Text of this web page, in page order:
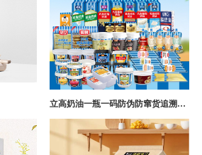
立高奶油一瓶一码防伪防窜货追溯系统解决方案